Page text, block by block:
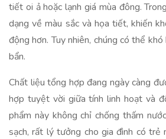
tiết oi ả hoặc lạnh giá mùa đông.
dạng về màu sắc và họa tiết, khiến
động hơn. Tuy nhiên, chúng có thể
bẩn.
Chất liệu tổng hợp đang ngày càng
hợp tuyệt vời giữa tính linh hoạt và
phẩm này không chỉ chống thấm
sạch, rất lý tưởng cho gia đình có trẻ